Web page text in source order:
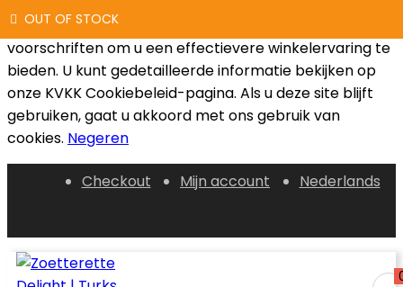
We gebruiken cookies die voldoen aan de wettelijke
voorschriften om u een effectievere winkelervaring te
bieden. U kunt gedetailleerde informatie bekijken op
onze KVKK Cookiebeleid-pagina. Als u deze site blijft
gebruiken, gaat u akkoord met ons gebruik van
cookies. Negeren
Checkout Mijn account Nederlands
OUT OF STOCK
OUT OF STOCK
OUT OF STOCK